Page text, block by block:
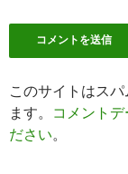
このサイトはス
ます。
コメント
ださい